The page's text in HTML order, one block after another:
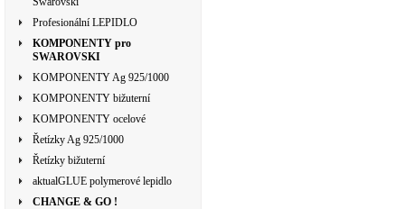
Profesionální LEPIDLO
KOMPONENTY pro
SWAROVSKI
KOMPONENTY Ag 925/1000
KOMPONENTY bižuterní
KOMPONENTY ocelové
Řetízky Ag 925/1000
Řetízky bižuterní
aktualGLUE polymerové lepidlo
CHANGE & GO !